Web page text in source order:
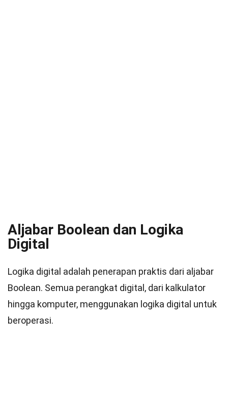
Aljabar Boolean dan Logika
Digital
Logika digital adalah penerapan praktis dari aljabar
Boolean. Semua perangkat digital, dari kalkulator
hingga komputer, menggunakan logika digital untuk
beroperasi.